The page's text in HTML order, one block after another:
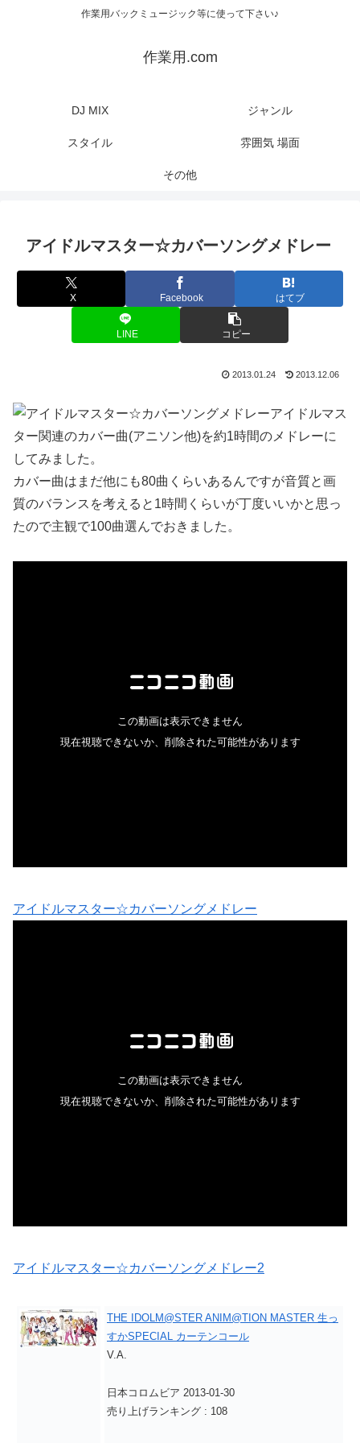
作業用バックミュージック等に使って下さい♪
作業用.com
DJ MIX ジャンル
スタイル 雰囲気 場面
その他
アイドルマスター☆カバーソングメドレー
X Facebook はてブ
LINE コピー
2013.01.24 2013.12.06
アイドルマス
ター関連のカバー曲(アニソン他)を約1時間のメドレーに
してみました。
カバー曲はまだ他にも80曲くらいあるんですが音質と画
質のバランスを考えると1時間くらいが丁度いいかと思っ
たので主観で100曲選んでおきました。
アイドルマスター☆カバーソングメドレー
アイドルマスター☆カバーソングメドレー2
THE IDOLM@STER ANIM@TION MASTER 生っ
すかSPECIAL カーテンコール
V.A.
日本コロムビア 2013-01-30
売り上げランキング : 108